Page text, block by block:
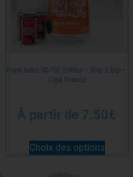
Pack base 50/50 200ml – Day 2 Diy –
Ciga France
À partir de 7.50€
Choix des options